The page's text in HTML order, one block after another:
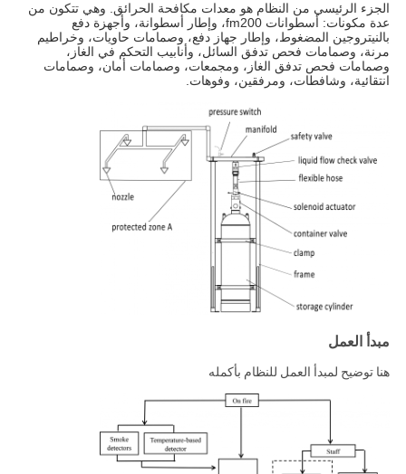
الجزء الرئيسي من النظام هو معدات مكافحة الحرائق. وهي تتكون من
عدة مكونات: أسطوانات fm200، وإطار أسطوانة، وأجهزة دفع
بالنيتروجين المضغوط، وإطار جهاز دفع، وصمامات حاويات، وخراطيم
مرنة، وصمامات فحص تدفق السائل، وأنابيب التحكم في الغاز،
وصمامات فحص تدفق الغاز، ومجمعات، وصمامات أمان، وصمامات
انتقائية، وشافطات، ومرفقين، وفوهات.
مبدأ العمل
هنا توضيح لمبدأ العمل للنظام بأكمله